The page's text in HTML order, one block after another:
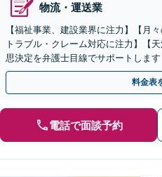
物流・運送業
【福祉事業、建設業界に注力】【月
トラブル・クレーム対応に注力】【
思決定を弁護士目線でサポートしま
らず、事業スキーム全体をリーガル
料金表
電話で面談予約